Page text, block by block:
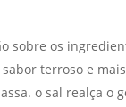
sobre os
terroso e
o sal realça o